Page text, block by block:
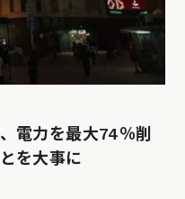
電力を最大74％削
を大事に